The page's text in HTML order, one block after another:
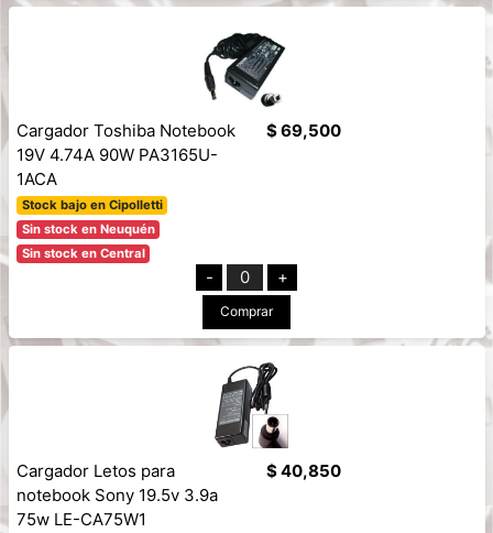
Cargador Toshiba Notebook
19V 4.74A 90W PA3165U-
1ACA
Stock bajo en Cipolletti
Sin stock en Neuquén
Sin stock en Central
$ 69,500
- 0 +
Comprar
Cargador Letos para
notebook Sony 19.5v 3.9a
75w LE-CA75W1
$ 40,850